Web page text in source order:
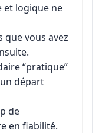
et logique ne
que vous avez
“pratique”
départ
de
en fiabilité.